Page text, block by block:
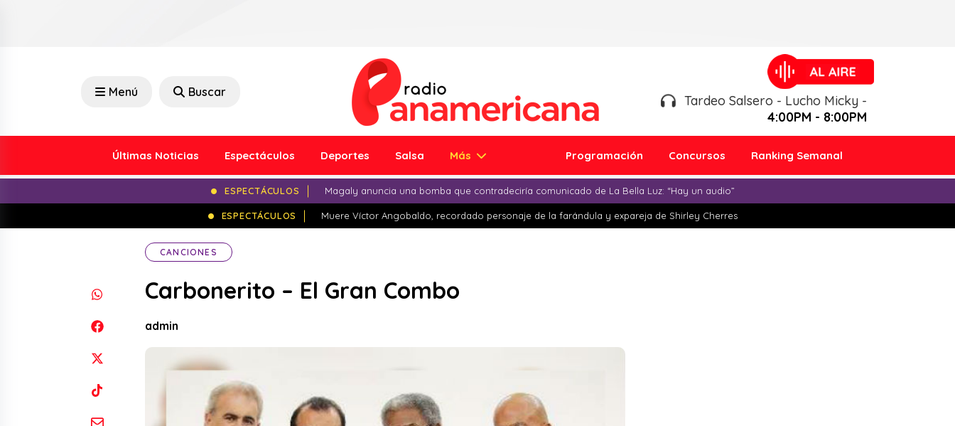
Menú Buscar
Tardeo Salsero - Lucho Micky -
4:00PM - 8:00PM
Últimas Noticias Espectáculos Deportes Salsa Más Programación Concursos Ranking Semanal
ESPECTÁCULOS Magaly anuncia una bomba que contradeciría comunicado de La Bella Luz: “Hay un audio”
ESPECTÁCULOS Muere Víctor Angobaldo, recordado personaje de la farándula y expareja de Shirley Cherres
CANCIONES
Carbonerito – El Gran Combo
admin